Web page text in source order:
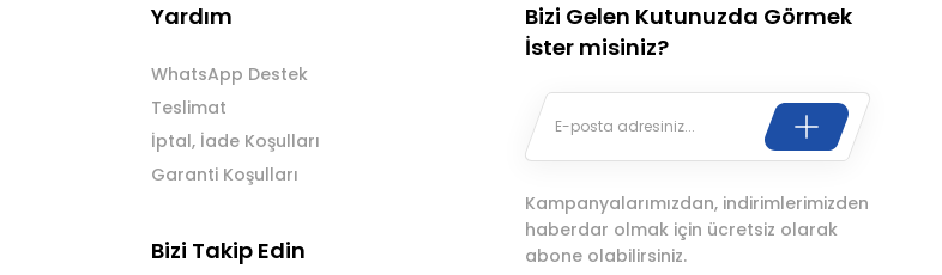
Yardım
WhatsApp Destek
Teslimat
İptal, İade Koşulları
Garanti Koşulları
Bizi Takip Edin
Bizi Gelen Kutunuzda Görmek
İster misiniz?
Kampanyalarımızdan, indirimlerimizden
haberdar olmak için ücretsiz olarak
abone olabilirsiniz.